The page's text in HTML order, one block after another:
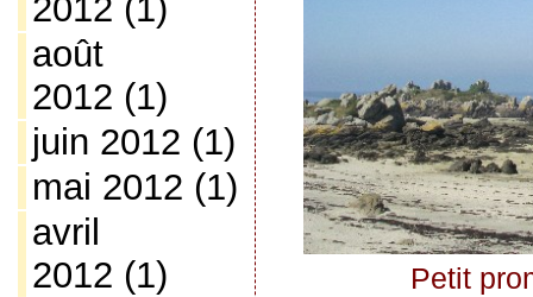
2012 (1)
août
2012 (1)
juin 2012 (1)
mai 2012 (1)
avril
2012 (1)
Petit